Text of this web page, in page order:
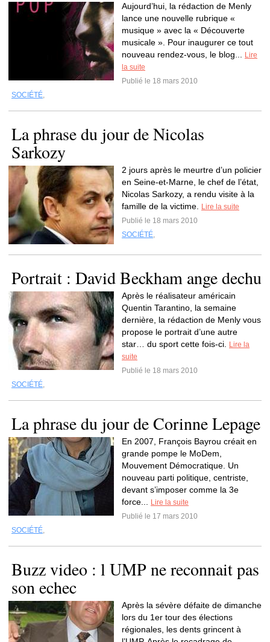
Aujourd’hui, la rédaction de Menly
lance une nouvelle rubrique «
musique » avec la « Découverte
musicale ». Pour inaugurer ce tout
nouveau rendez-vous, le blog...
Lire
la suite
Publié le 18 mars 2010
SOCIÉTÉ,
La phrase du jour de Nicolas
Sarkozy
2 jours après le meurtre d’un policier
en Seine-et-Marne, le chef de l’état,
Nicolas Sarkozy, a rendu visite à la
famille de la victime.
Lire la suite
Publié le 18 mars 2010
SOCIÉTÉ,
Portrait : David Beckham ange dechu
Après le réalisateur américain
Quentin Tarantino, la semaine
dernière, la rédaction de Menly vous
propose le portrait d’une autre
star… du sport cette fois-ci.
Lire la
suite
Publié le 18 mars 2010
SOCIÉTÉ,
La phrase du jour de Corinne Lepage
En 2007, François Bayrou créait en
grande pompe le MoDem,
Mouvement Démocratique. Un
nouveau parti politique, centriste,
devant s’imposer comme la 3e
force...
Lire la suite
Publié le 17 mars 2010
SOCIÉTÉ,
Buzz video : l UMP ne reconnait pas
son echec
Après la sévère défaite de dimanche
lors du 1er tour des élections
régionales, les dents grincent à